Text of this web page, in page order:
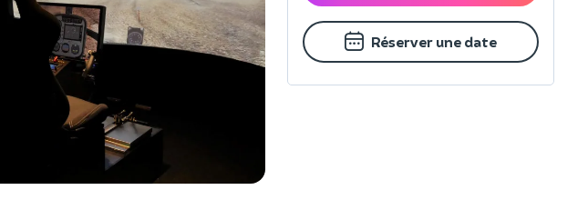
Voir les photos
Réserver une date